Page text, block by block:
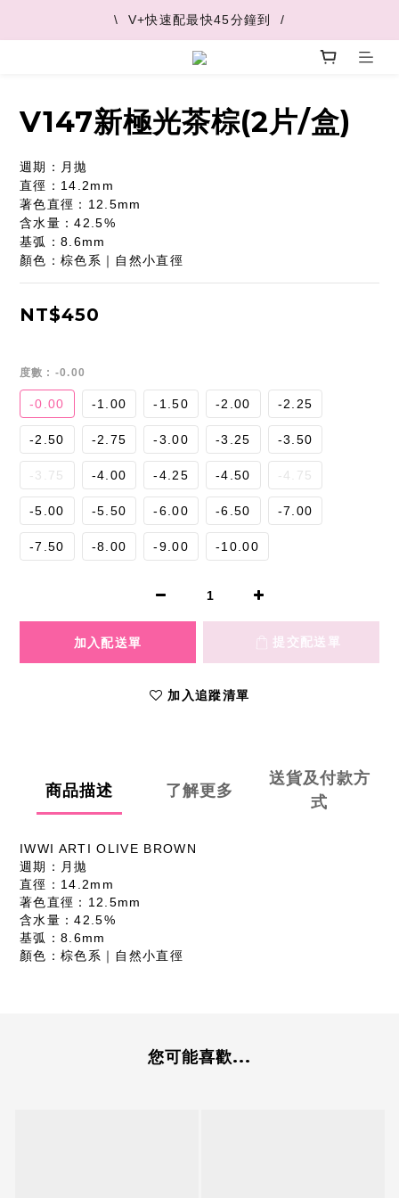
\  V+快速配最快45分鐘到  /
\  V+快速配最快45分鐘到  /
\  推薦好友 領取購物金  /
V147新極光茶棕(2片/盒)
週期：月拋
直徑：14.2mm
著色直徑：12.5mm
含水量：42.5%
基弧：8.6mm
顏色：棕色系｜自然小直徑
NT$450
度數 : -0.00
-0.00 -1.00 -1.50 -2.00 -2.25
-2.50 -2.75 -3.00 -3.25 -3.50
-3.75 -4.00 -4.25 -4.50 -4.75
-5.00 -5.50 -6.00 -6.50 -7.00
-7.50 -8.00 -9.00 -10.00
加入追蹤清單
商品描述 了解更多
送貨及付款方
式
IWWI ARTI OLIVE BROWN
週期：月拋
直徑：14.2mm
著色直徑：12.5mm
含水量：42.5%
基弧：8.6mm
顏色：棕色系｜自然小直徑
您可能喜歡...